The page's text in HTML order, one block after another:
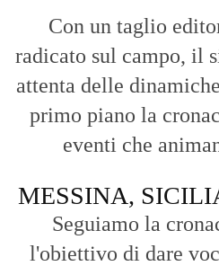
Con un taglio
radicato sul campo, il
attenta delle
primo piano la
eventi che
MESSINA,
Seguiamo la
l'obiettivo di dare